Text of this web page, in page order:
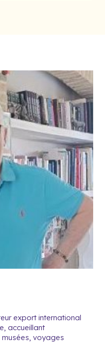
export international
accueillant
voyages